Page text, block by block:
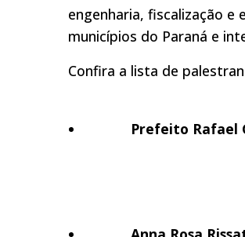
engenharia, fiscalização
municípios do Paraná e
Confira a lista de
Prefeito Rafael